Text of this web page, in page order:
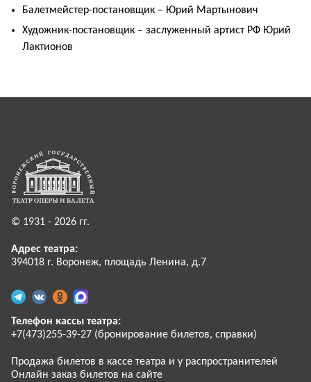
Балетмейстер-постановщик – Юрий Мартынович
Художник-постановщик – заслуженный артист РФ Юрий
Лактионов
© 1931 - 2026 гг.
Адрес театра:
394018 г. Воронеж, площадь Ленина, д.7
Телефон кассы театра:
+7(473)255-39-27 (бронирование билетов, справки)
Продажа билетов в кассе театра и у распространителей
Онлайн заказ билетов на сайте